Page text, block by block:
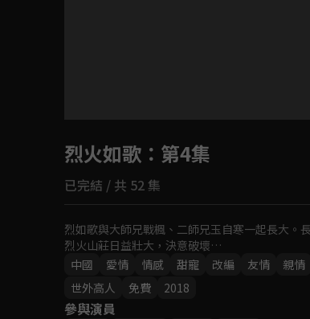
如有不便請見諒
烈火如歌 ：第4集
已完結 / 共 52 集
烈如歌與大師兄戰楓、二師兄玉自寒一起長大。
烈火山莊日益壯大，決意破壞…
中國
愛情 情感 甜寵 改編 友情 親情
世外高人
免費 2018
參與演員